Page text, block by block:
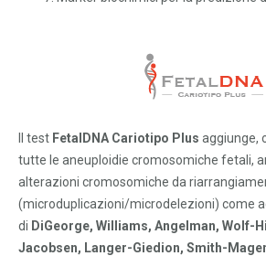
Il test FetalDNA Cariotipo Plus aggiunge,
tutte le aneuploidie cromosomiche fetali,
alterazioni cromosomiche da
(microduplicazioni/microdelezioni) come
di DiGeorge, Williams, Angelman, Wolf-
Jacobsen, Langer-Giedion, Smith-